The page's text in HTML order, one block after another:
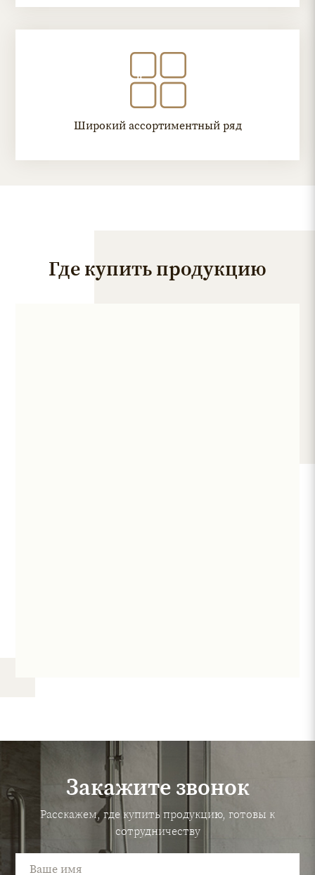
Широкий ассортиментный ряд
Где купить продукцию
Закажите звонок
Расскажем, где купить продукцию, готовы к
сотрудничеству